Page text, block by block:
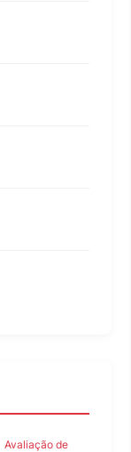
Avaliação de